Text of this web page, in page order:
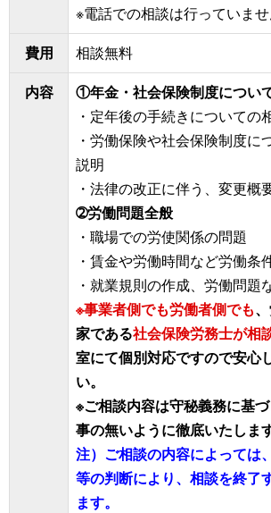
※電話での相談は行っていま
費用
相談無料
内容
①年金・社会保険制度につい
・定年後の手続きについての
・労働保険や社会保険制度に
説明
・法律の改正に伴う、変更概
➁労働問題全般
・職場での労使関係の問題
・賃金や労働時間など労働条
・就業規則の作成、労働問題
※事業者側でも労働者側でも
家である社会保険労務士が相
室にて個別対応ですので安心
い。
※ご相談内容は守秘義務に基
事の無いように徹底いたします
注）ご相談の内容によっては
等の判断により、相談を終了
ます。